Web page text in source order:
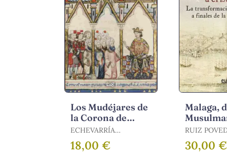
Los Mudéjares de
la Corona de
Castilla
ECHEVARRÍA
ARSUAGA, ANA
18,00 €
Malaga,
Cristiana
RUIZ
MARÍA
30,00 €